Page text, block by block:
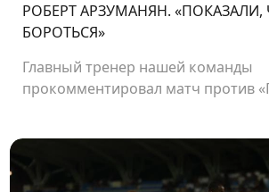
РОБЕРТ АРЗУМАНЯН. «ПОКАЗАЛИ,
БОРОТЬСЯ»
Главный тренер нашей команды
прокомментировал матч против